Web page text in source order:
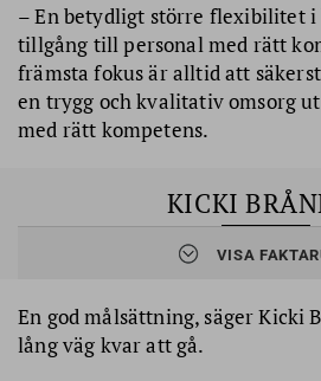
– En betydligt större flexibilitet i
tillgång till personal med rätt
främsta fokus är alltid att
en trygg och kvalitativ omsorg
med rätt kompetens.
KICKI
Får idag hemtjänst cirka 3 gånger per
framför allt av integritetskänsliga
annan intimhygien. Städningen köper
VISA
En god målsättning, säger Kicki
lång väg kvar att gå.